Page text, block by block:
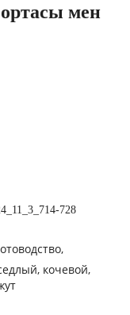
мен
728
кочевой,